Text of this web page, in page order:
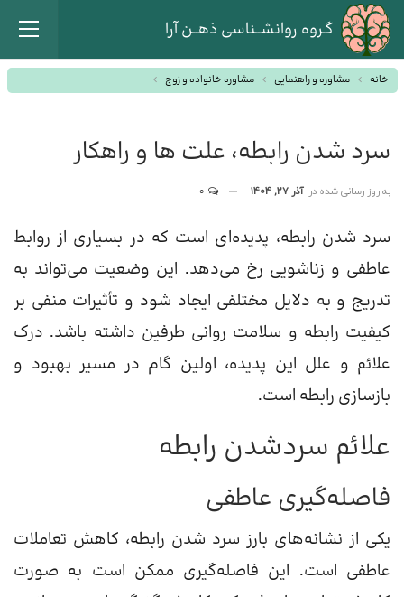
گـروه روانشــناسی ذهــن آرا
خانه مشاوره و راهنمایی مشاوره خانواده و زوج
سرد شدن رابطه، علت ها و راهکار
به روز رسانی شده در آذر 27, 1404
سرد شدن رابطه، پدیده‌ای است که در بسیاری از روابط
عاطفی و زناشویی رخ می‌دهد. این وضعیت می‌تواند به
تدریج و به دلایل مختلفی ایجاد شود و تأثیرات منفی بر
کیفیت رابطه و سلامت روانی طرفین داشته باشد. درک
علائم و علل این پدیده، اولین گام در مسیر بهبود و
بازسازی رابطه است.
علائم سردشدن رابطه
فاصله‌گیری عاطفی
یکی از نشانه‌های بارز سرد شدن رابطه، کاهش تعاملات
عاطفی است. این فاصله‌گیری ممکن است به صورت